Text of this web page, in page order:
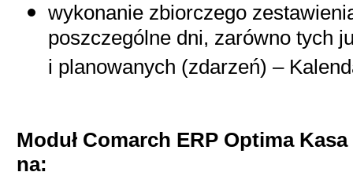
wykonanie zbiorczego
poszczególne dni, zarówno tych
i planowanych (zdarzeń) –
Moduł Comarch ERP Optima
na: